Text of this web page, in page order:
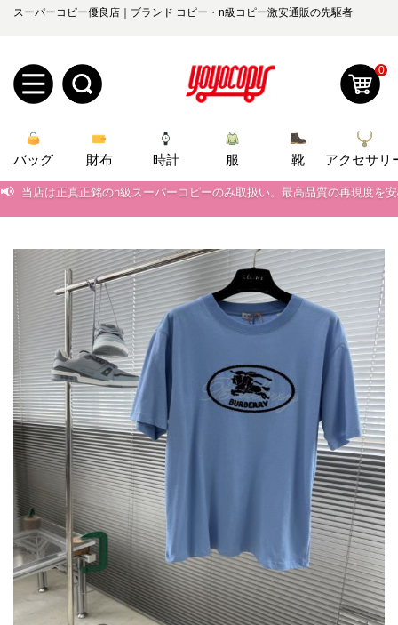
スーパーコピー優良店｜ブランド コピー・n級コピー激安通販の先駆者
規
ユ
ザ
ー
登
録
ロ
グ
ン
オ
ー
ダ
ー
管
理
お
知
ら
せ
yoyocopys@gmail.com
2026人気特集
バッグ
財布
時計
服
ズボン
衣装セット
靴
住まい用品
アクセサリー
ベルト
スカーフ
アイフォーンケ
ース
小物
新
0
バッグ 財布 時計 服 靴 アクセサリ
当店は正真正銘のn級スーパーコピーのみ取扱い。最高品質の再現度を
2026春の新作続々更新中！期間中のご注文でお得な割引をご利用いただ
新作入荷！ルイ・ヴィトンスーパーコピー バッグ最新モデルが登場。